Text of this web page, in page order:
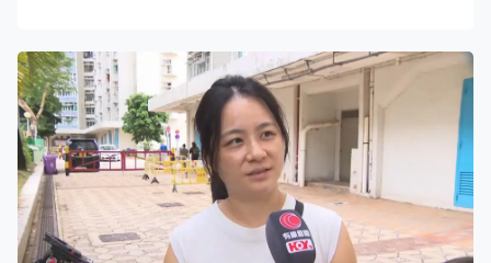
附近海域亦有約30萬斤養殖魚類因紅潮死亡，養殖戶損失
慘重。 海南省海洋廳把應急響應級別提升至二級，經初步
統計，紅潮最大分布面積187平方公里，估計全省最大受
影響面積達210平方公里。暨南大學赤潮與海洋生物學研
究中心主任呂頌輝：「這次海南發生的赤潮，應該把它歸
結為叫有害赤潮。它讓魚死亡，這種毒素高度密集以後腐
爛發臭，或者讓海水溶解氧變低，然後讓其他的生物無法
生長。這次赤潮最主要是對魚類的影響，網箱養殖如果赤